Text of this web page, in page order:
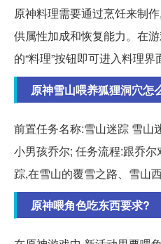
原神料理需要通过烹饪来制
供属性加成和恢复能力。在
的“料理”按钮即可进入料理界
原神雪山喂养狐狸洞穴怎
前置任务名称:雪山迷踪 雪山
小男孩乔尔; 任务流程:跟乔
踪,在雪山的覆雪之路、雪山
原神喂角色吃东西要求?